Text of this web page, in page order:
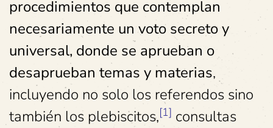
procedimientos que contemplan
necesariamente un voto secreto y
universal, donde se aprueban o
desaprueban temas y materias,
incluyendo no solo los referendos sino
también los plebiscitos,[1] consultas